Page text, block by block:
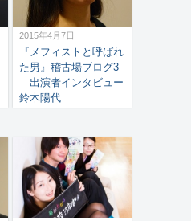
2015年4月7日
『メフィストと呼ばれ
た男』稽古場ブログ3
出演者インタビュー
鈴木陽代